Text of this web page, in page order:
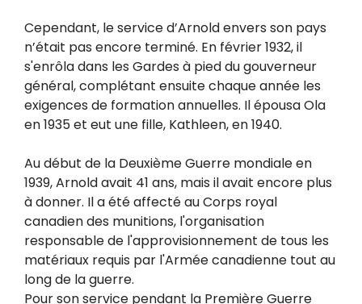
Cependant, le service d’Arnold envers son pays
n’était pas encore terminé. En février 1932, il
s'enrôla dans les Gardes à pied du gouverneur
général, complétant ensuite chaque année les
exigences de formation annuelles. Il épousa Ola
en 1935 et eut une fille, Kathleen, en 1940.
Au début de la Deuxième Guerre mondiale en
1939, Arnold avait 41 ans, mais il avait encore plus
à donner. Il a été affecté au Corps royal
canadien des munitions, l'organisation
responsable de l'approvisionnement de tous les
matériaux requis par l'Armée canadienne tout au
long de la guerre.
Pour son service pendant la Première Guerre